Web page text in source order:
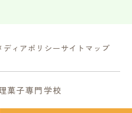
ディアポリシーサイトマップ
菓子専門学校